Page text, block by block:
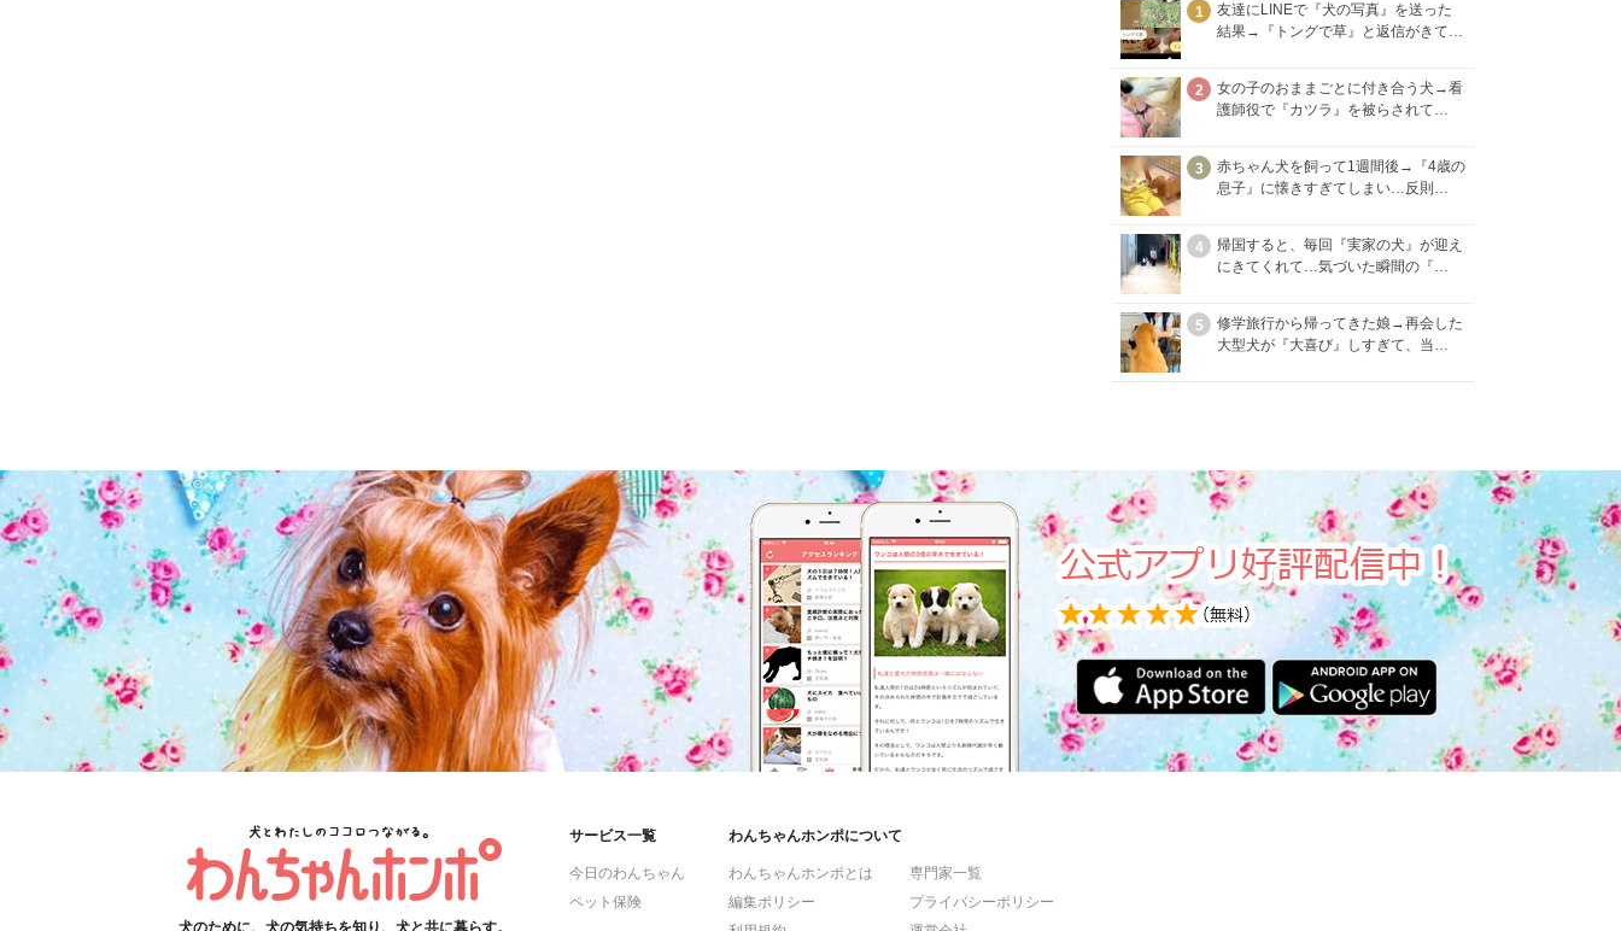
1
友達にLINEで『犬の写真』を送った
結果→『トングで草』と返信がきて…
2
女の子のおままごとに付き合う犬→看
護師役で『カツラ』を被らされて…
3
赤ちゃん犬を飼って1週間後→『4歳の
息子』に懐きすぎてしまい…反則…
4
帰国すると、毎回『実家の犬』が迎え
にきてくれて…気づいた瞬間の『…
5
修学旅行から帰ってきた娘→再会した
大型犬が『大喜び』しすぎて、当…
サービス一覧
今日のわんちゃん
ペット保険
わんちゃんホンポについて
わんちゃんホンポとは
編集ポリシー
専門家一覧
プライバシーポリシー
犬のために、犬の気持ちを知り、犬と共に暮らす。